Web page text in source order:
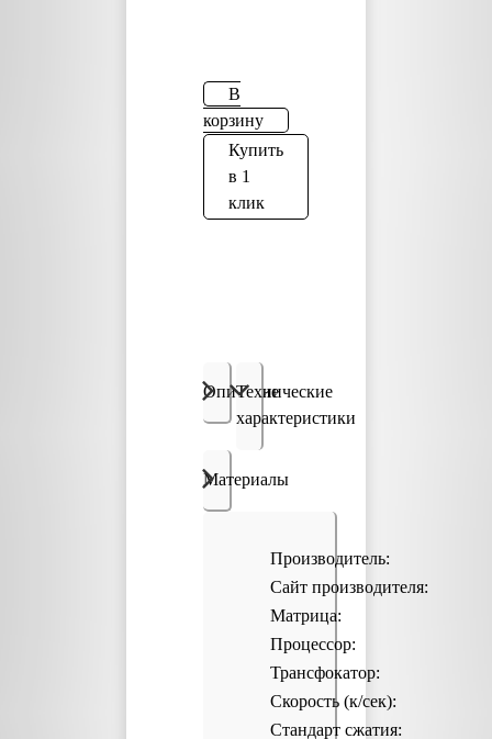
В
корзину
Купить
в 1
клик
Описание
Технические
характеристики
Материалы
Производитель:
Сайт производителя:
Матрица:
Процессор:
Трансфокатор:
Скорость (к/сек):
Стандарт сжатия: